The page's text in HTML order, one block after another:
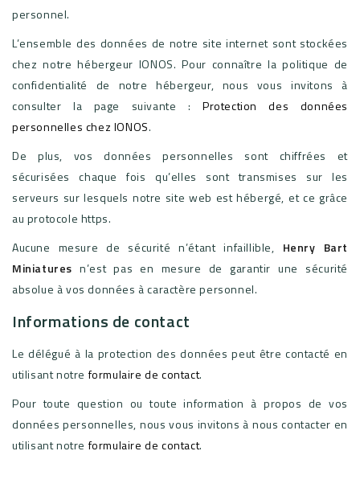
personnel.
L’ensemble des données de notre site internet sont stockées
chez notre hébergeur IONOS. Pour connaître la politique de
confidentialité de notre hébergeur, nous vous invitons à
consulter la page suivante : Protection des données
personnelles chez IONOS.
De plus, vos données personnelles sont chiffrées et
sécurisées chaque fois qu’elles sont transmises sur les
serveurs sur lesquels notre site web est hébergé, et ce grâce
au protocole https.
Aucune mesure de sécurité n’étant infaillible, Henry Bart
Miniatures n’est pas en mesure de garantir une sécurité
absolue à vos données à caractère personnel.
Informations de contact
Le délégué à la protection des données peut être contacté en
utilisant notre formulaire de contact.
Pour toute question ou toute information à propos de vos
données personnelles, nous vous invitons à nous contacter en
utilisant notre formulaire de contact.